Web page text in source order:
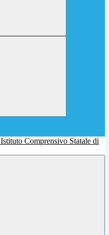
Istituto Comprensivo Statale di